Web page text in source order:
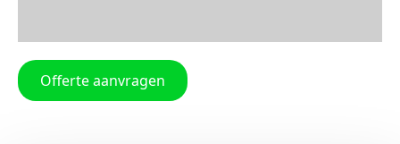
Offerte aanvragen